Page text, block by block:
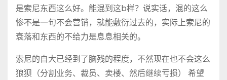
是索尼东西这么好。能混到这b样？说实话，混的这么
惨不是一句不会营销，就能敷衍过去的，实际上索尼的
衰落和东西的不给力是息息相关的。
索尼的自大已经到了脑残的程度，不然现在也不会这么
狼狈（分割业务、裁员、卖楼、然后继续亏损） 希望